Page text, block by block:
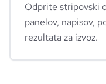
Odprite stripovski
panelov, napisov,
rezultata za izvoz.